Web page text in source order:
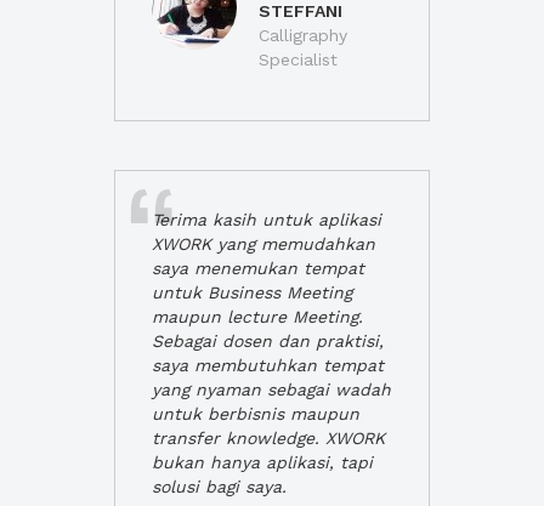
STEFFANI
Calligraphy
Specialist
Terima kasih untuk aplikasi
XWORK yang memudahkan
saya menemukan tempat
untuk Business Meeting
maupun lecture Meeting.
Sebagai dosen dan praktisi,
saya membutuhkan tempat
yang nyaman sebagai wadah
untuk berbisnis maupun
transfer knowledge. XWORK
bukan hanya aplikasi, tapi
solusi bagi saya.